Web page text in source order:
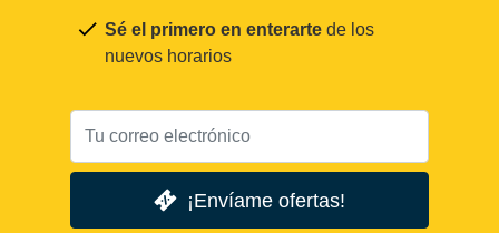
Sé el primero en enterarte de los
nuevos horarios
¡Envíame ofertas!